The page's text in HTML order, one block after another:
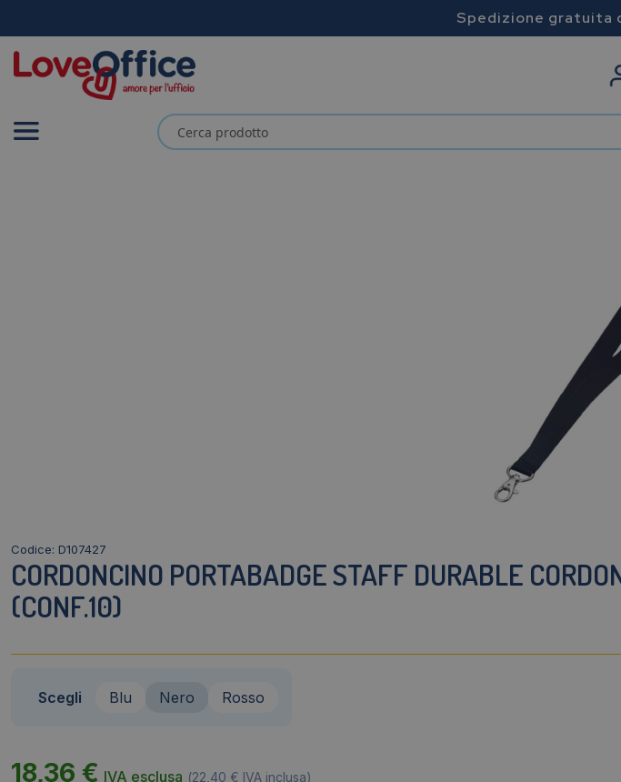
Spedizione gratuita
Codice: D107427
CORDONCINO PORTABADGE STAFF DURABLE
(CONF.10)
Scegli Blu Nero Rosso
18,36 € IVA esclusa (22,40 € IVA inclusa)